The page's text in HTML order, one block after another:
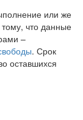
или же
что данные
–
. Срок
оставшихся